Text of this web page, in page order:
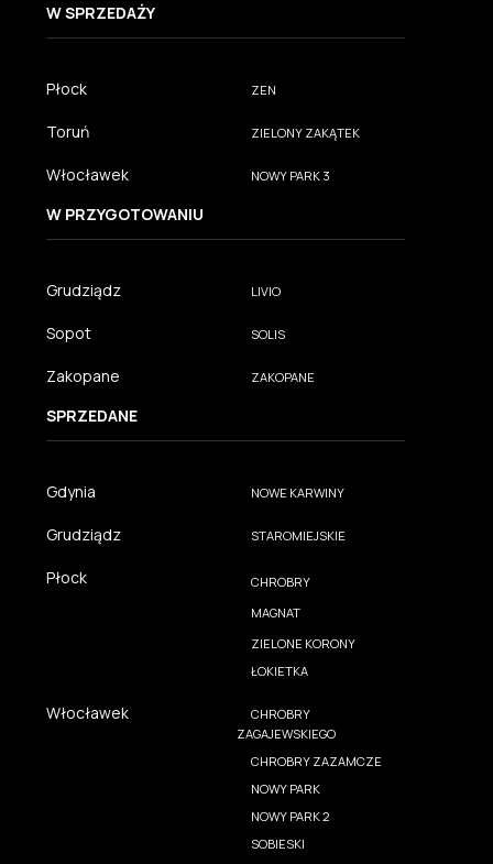
W SPRZEDAŻY
Płock ZEN
Toruń ZIELONY ZAKĄTEK
Włocławek NOWY PARK 3
W PRZYGOTOWANIU
Grudziądz LIVIO
Sopot SOLIS
Zakopane ZAKOPANE
SPRZEDANE
Gdynia NOWE KARWINY
Grudziądz STAROMIEJSKIE
Płock
CHROBRY
MAGNAT
ZIELONE KORONY
ŁOKIETKA
Włocławek
CHROBRY
ZAGAJEWSKIEGO
CHROBRY ZAZAMCZE
NOWY PARK
NOWY PARK 2
SOBIESKI